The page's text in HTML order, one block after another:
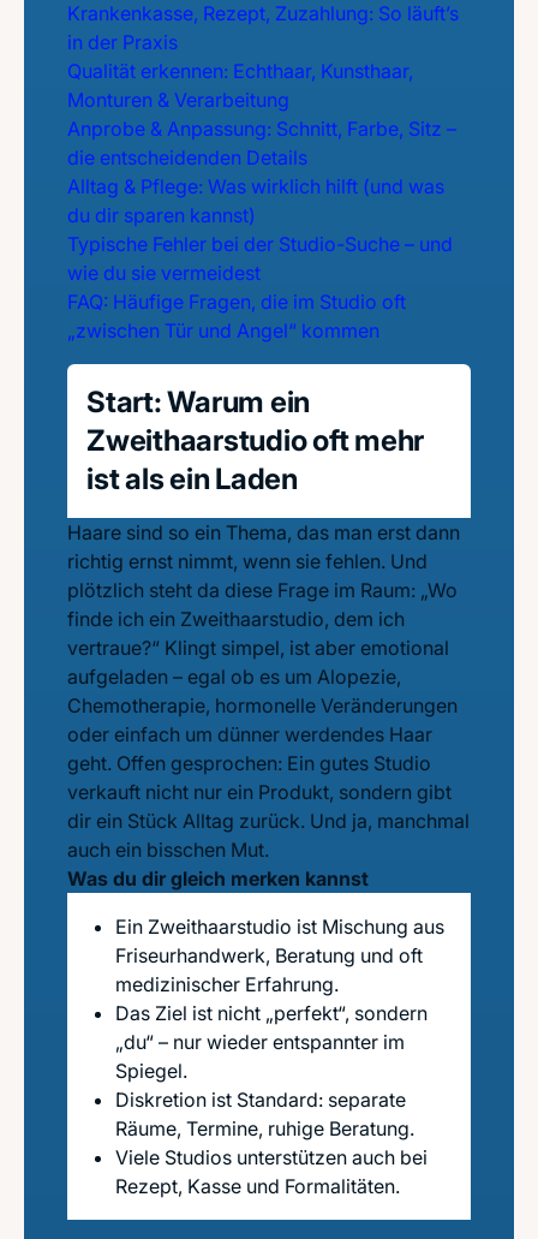
Krankenkasse, Rezept, Zuzahlung: So läuft’s
in der Praxis
Qualität erkennen: Echthaar, Kunsthaar,
Monturen & Verarbeitung
Anprobe & Anpassung: Schnitt, Farbe, Sitz –
die entscheidenden Details
Alltag & Pflege: Was wirklich hilft (und was
du dir sparen kannst)
Typische Fehler bei der Studio-Suche – und
wie du sie vermeidest
FAQ: Häufige Fragen, die im Studio oft
„zwischen Tür und Angel“ kommen
Start: Warum ein
Zweithaarstudio oft mehr
ist als ein Laden
Haare sind so ein Thema, das man erst dann
richtig ernst nimmt, wenn sie fehlen. Und
plötzlich steht da diese Frage im Raum: „Wo
finde ich ein Zweithaarstudio, dem ich
vertraue?“ Klingt simpel, ist aber emotional
aufgeladen – egal ob es um Alopezie,
Chemotherapie, hormonelle Veränderungen
oder einfach um dünner werdendes Haar
geht. Offen gesprochen: Ein gutes Studio
verkauft nicht nur ein Produkt, sondern gibt
dir ein Stück Alltag zurück. Und ja, manchmal
auch ein bisschen Mut.
Was du dir gleich merken kannst
Ein Zweithaarstudio ist Mischung aus
Friseurhandwerk, Beratung und oft
medizinischer Erfahrung.
Das Ziel ist nicht „perfekt“, sondern
„du“ – nur wieder entspannter im
Spiegel.
Diskretion ist Standard: separate
Räume, Termine, ruhige Beratung.
Viele Studios unterstützen auch bei
Rezept, Kasse und Formalitäten.